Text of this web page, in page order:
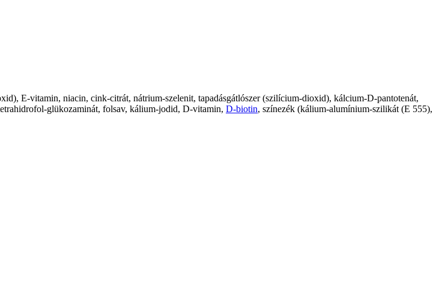
E-vitamin, niacin, cink-citrát, nátrium-szelenit, tapadásgátlószer (szilícium-dioxid), kálcium-D-pantotenát,
glükozaminát, folsav, kálium-jodid, D-vitamin, D-biotin, színezék (kálium-alumínium-szilikát (E 555),